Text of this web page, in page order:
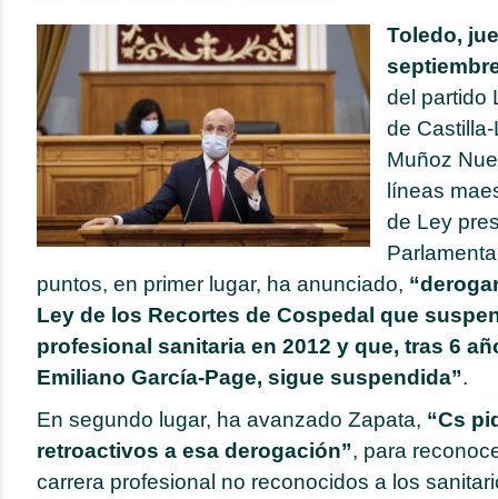
Toledo,
del partido
de
Muñoz
líneas
de Ley
puntos, en primer lugar, ha anunciado,
Ley de los Recortes de Cospedal que
profesional sanitaria en 2012 y que, tras 6
Emiliano García-Page, sigue suspendida”.
En segundo lugar, ha avanzado Zapata, “Cs
retroactivos a esa derogación”, para
carrera profesional no reconocidos a los